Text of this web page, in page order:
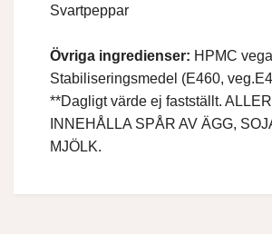
Svartpeppar
Övriga ingredienser: HPMC
Stabiliseringsmedel (E460,
**Dagligt värde ej fastställt.
INNEHÅLLA SPÅR AV ÄGG,
MJÖLK.